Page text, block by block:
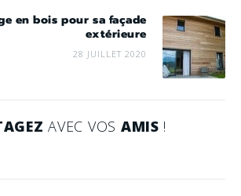
en bois pour sa façade
extérieure
28 JUILLET 2020
AVEC VOS AMIS !